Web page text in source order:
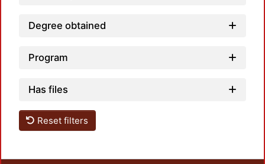
Degree obtained
Program
Has files
Reset filters